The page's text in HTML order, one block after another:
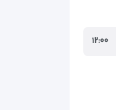
۱۲:۰۰